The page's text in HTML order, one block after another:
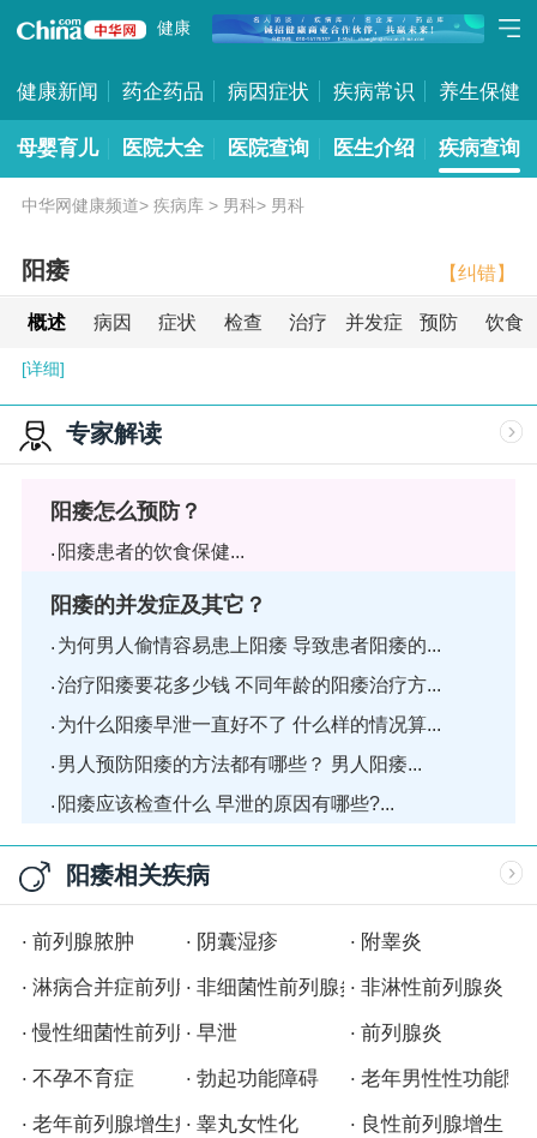
健康
健康新闻 药企药品 病因症状 疾病常识 养生保健
母婴育儿 医院大全 医院查询 医生介绍 疾病查询
中华网健康频道> 疾病库> 男科> 男科
阳痿 【纠错】
概述 病因 症状 检查 治疗 并发症 预防 饮食
[详细]
专家解读
阳痿怎么预防？
阳痿患者的饮食保健...
阳痿的并发症及其它？
为何男人偷情容易患上阳痿 导致患者阳痿的...
治疗阳痿要花多少钱 不同年龄的阳痿治疗方...
为什么阳痿早泄一直好不了 什么样的情况算...
男人预防阳痿的方法都有哪些？ ​男人阳痿...
阳痿应该检查什么 ​早泄的原因有哪些?...
阳痿相关疾病
前列腺脓肿 阴囊湿疹
附睾炎
淋病合并症前列腺炎非细菌性前列腺炎 非淋性前列腺炎
慢性细菌性前列腺炎早泄
前列腺炎
不孕不育症
勃起功能障碍
老年男性性功能障
老年前列腺增生症 睾丸女性化
良性前列腺增生